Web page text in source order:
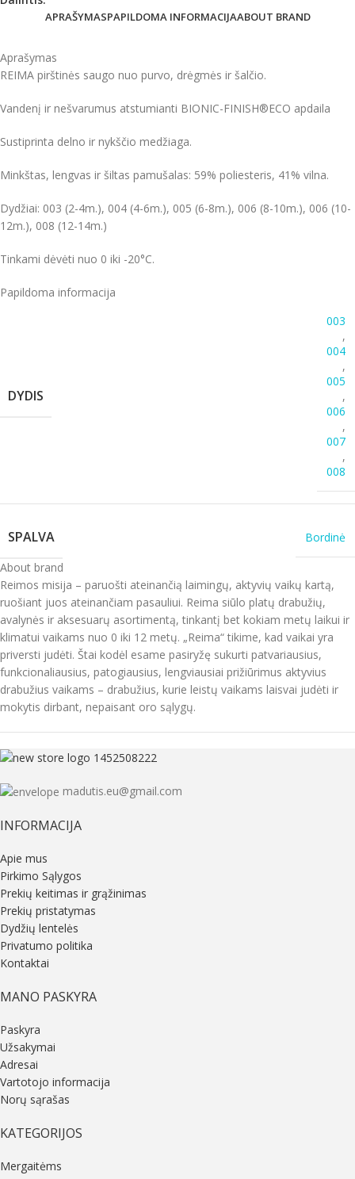
APRAŠYMASPAPILDOMA INFORMACIJAABOUT BRAND
Aprašymas
REIMA pirštinės saugo nuo purvo, drėgmės ir šalčio.
Vandenį ir nešvarumus atstumianti BIONIC-FINISH®ECO apdaila
Sustiprinta delno ir nykščio medžiaga.
Minkštas, lengvas ir šiltas pamušalas: 59% poliesteris, 41% vilna.
Dydžiai: 003 (2-4m.), 004 (4-6m.), 005 (6-8m.), 006 (8-10m.), 006 (10-
12m.), 008 (12-14m.)
Tinkami dėvėti nuo 0 iki -20°C.
Papildoma informacija
DYDIS
003
,
004
,
005
,
006
,
007
,
008
SPALVA
Bordinė
About brand
Reimos misija – paruošti ateinančią laimingų, aktyvių vaikų kartą,
ruošiant juos ateinančiam pasauliui. Reima siūlo platų drabužių,
avalynės ir aksesuarų asortimentą, tinkantį bet kokiam metų laikui ir
klimatui vaikams nuo 0 iki 12 metų. „Reima“ tikime, kad vaikai yra
priversti judėti. Štai kodėl esame pasiryžę sukurti patvariausius,
funkcionaliausius, patogiausius, lengviausiai prižiūrimus aktyvius
drabužius vaikams – drabužius, kurie leistų vaikams laisvai judėti ir
mokytis dirbant, nepaisant oro sąlygų.
madutis.eu@gmail.com
INFORMACIJA
Apie mus
Pirkimo Sąlygos
Prekių keitimas ir grąžinimas
Prekių pristatymas
Dydžių lentelės
Privatumo politika
Kontaktai
MANO PASKYRA
Paskyra
Užsakymai
Adresai
Vartotojo informacija
Norų sąrašas
KATEGORIJOS
Mergaitėms